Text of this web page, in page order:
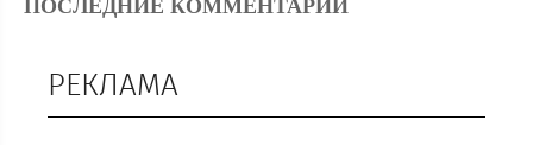
ПОСЛЕДНИЕ КОММЕНТАРИИ
РЕКЛАМА